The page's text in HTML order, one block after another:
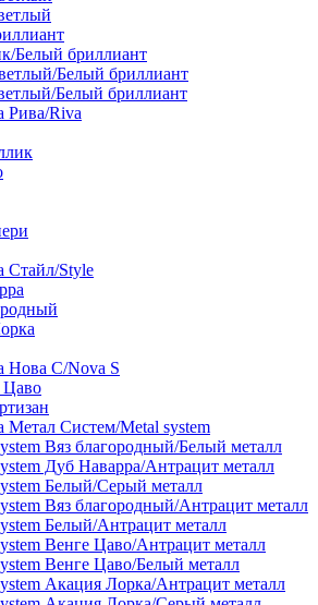
Белый бриллиант
Белый бриллиант
Белый бриллиант
Рива/Riva
Стайл/Style
Нова С/Nova S
Цаво
Метал Систем/Metal system
Вяз благородный/Белый металл
Дуб Наварра/Антрацит металл
Белый/Серый металл
Вяз благородный/Антрацит металл
Белый/Антрацит металл
Венге Цаво/Антрацит металл
Венге Цаво/Белый металл
Акация Лорка/Антрацит металл